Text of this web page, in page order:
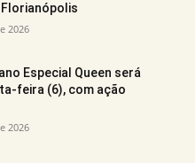
Florianópolis
2026
Especial Queen será
feira (6), com ação
2026